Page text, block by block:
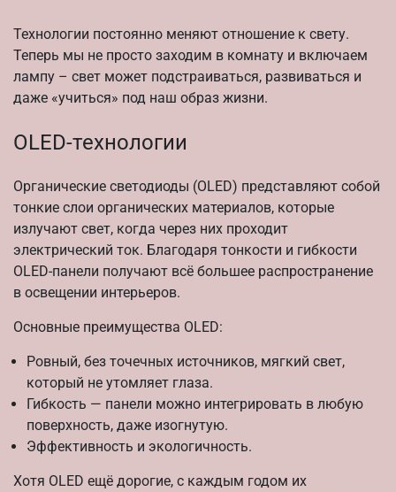
Технологии постоянно меняют отношение к свету.
Теперь мы не просто заходим в комнату и включаем
лампу – свет может подстраиваться, развиваться и
даже «учиться» под наш образ жизни.
OLED-технологии
Органические светодиоды (OLED) представляют собой
тонкие слои органических материалов, которые
излучают свет, когда через них проходит
электрический ток. Благодаря тонкости и гибкости
OLED-панели получают всё большее распространение
в освещении интерьеров.
Основные преимущества OLED:
Ровный, без точечных источников, мягкий свет,
который не утомляет глаза.
Гибкость — панели можно интегрировать в любую
поверхность, даже изогнутую.
Эффективность и экологичность.
Хотя OLED ещё дорогие, с каждым годом их